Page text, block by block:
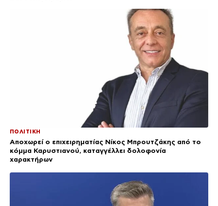
ΠΟΛΙΤΙΚΗ
Αποχωρεί ο επιχειρηματίας Νίκος Μπρουτζάκης από το
κόμμα Καρυστιανού, καταγγέλλει δολοφονία
χαρακτήρων